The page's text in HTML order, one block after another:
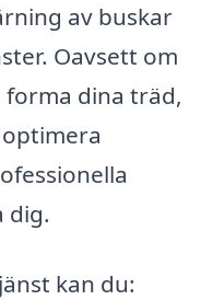
av buskar
Oavsett om
dina träd,
dig.
kan du: